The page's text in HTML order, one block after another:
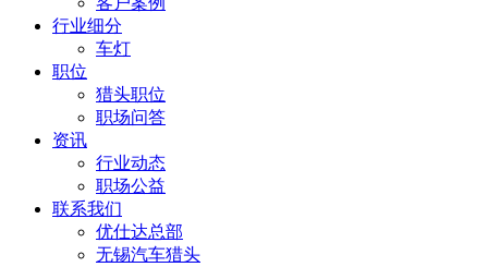
行业细分
车灯
职位
猎头职位
职场问答
资讯
行业动态
职场公益
联系我们
优仕达总部
无锡汽车猎头